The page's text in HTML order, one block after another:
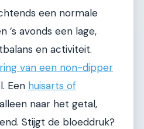
een normale
’s avonds een lage,
en activiteit.
van een non-dipper
Een huisarts of
naar het getal,
Stijgt de bloeddruk?